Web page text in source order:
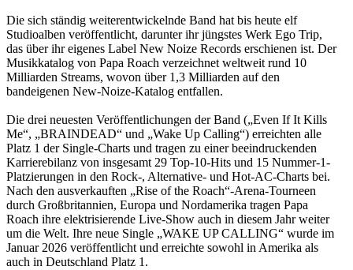
Die sich ständig weiterentwickelnde Band hat bis heute elf
Studioalben veröffentlicht, darunter ihr jüngstes Werk Ego Trip,
das über ihr eigenes Label New Noize Records erschienen ist. Der
Musikkatalog von Papa Roach verzeichnet weltweit rund 10
Milliarden Streams, wovon über 1,3 Milliarden auf den
bandeigenen New-Noize-Katalog entfallen.
Die drei neuesten Veröffentlichungen der Band („Even If It Kills
Me“, „BRAINDEAD“ und „Wake Up Calling“) erreichten alle
Platz 1 der Single-Charts und tragen zu einer beeindruckenden
Karrierebilanz von insgesamt 29 Top-10-Hits und 15 Nummer-1-
Platzierungen in den Rock-, Alternative- und Hot-AC-Charts bei.
Nach den ausverkauften „Rise of the Roach“-Arena-Tourneen
durch Großbritannien, Europa und Nordamerika tragen Papa
Roach ihre elektrisierende Live-Show auch in diesem Jahr weiter
um die Welt. Ihre neue Single „WAKE UP CALLING“ wurde im
Januar 2026 veröffentlicht und erreichte sowohl in Amerika als
auch in Deutschland Platz 1.